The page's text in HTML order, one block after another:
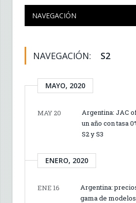
NAVEGACIÓN
NAVEGACIÓN: S2
MAYO, 2020
MAY 20
Argentina: JAC
un año con tasa
S2 y S3
ENERO, 2020
ENE 16
Argentina:
gama de